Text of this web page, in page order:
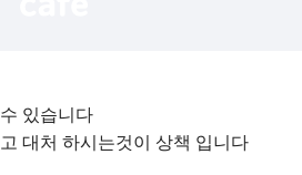
있습니다
대처 하시는것이 상책 입니다